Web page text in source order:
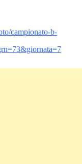
campionato-b-